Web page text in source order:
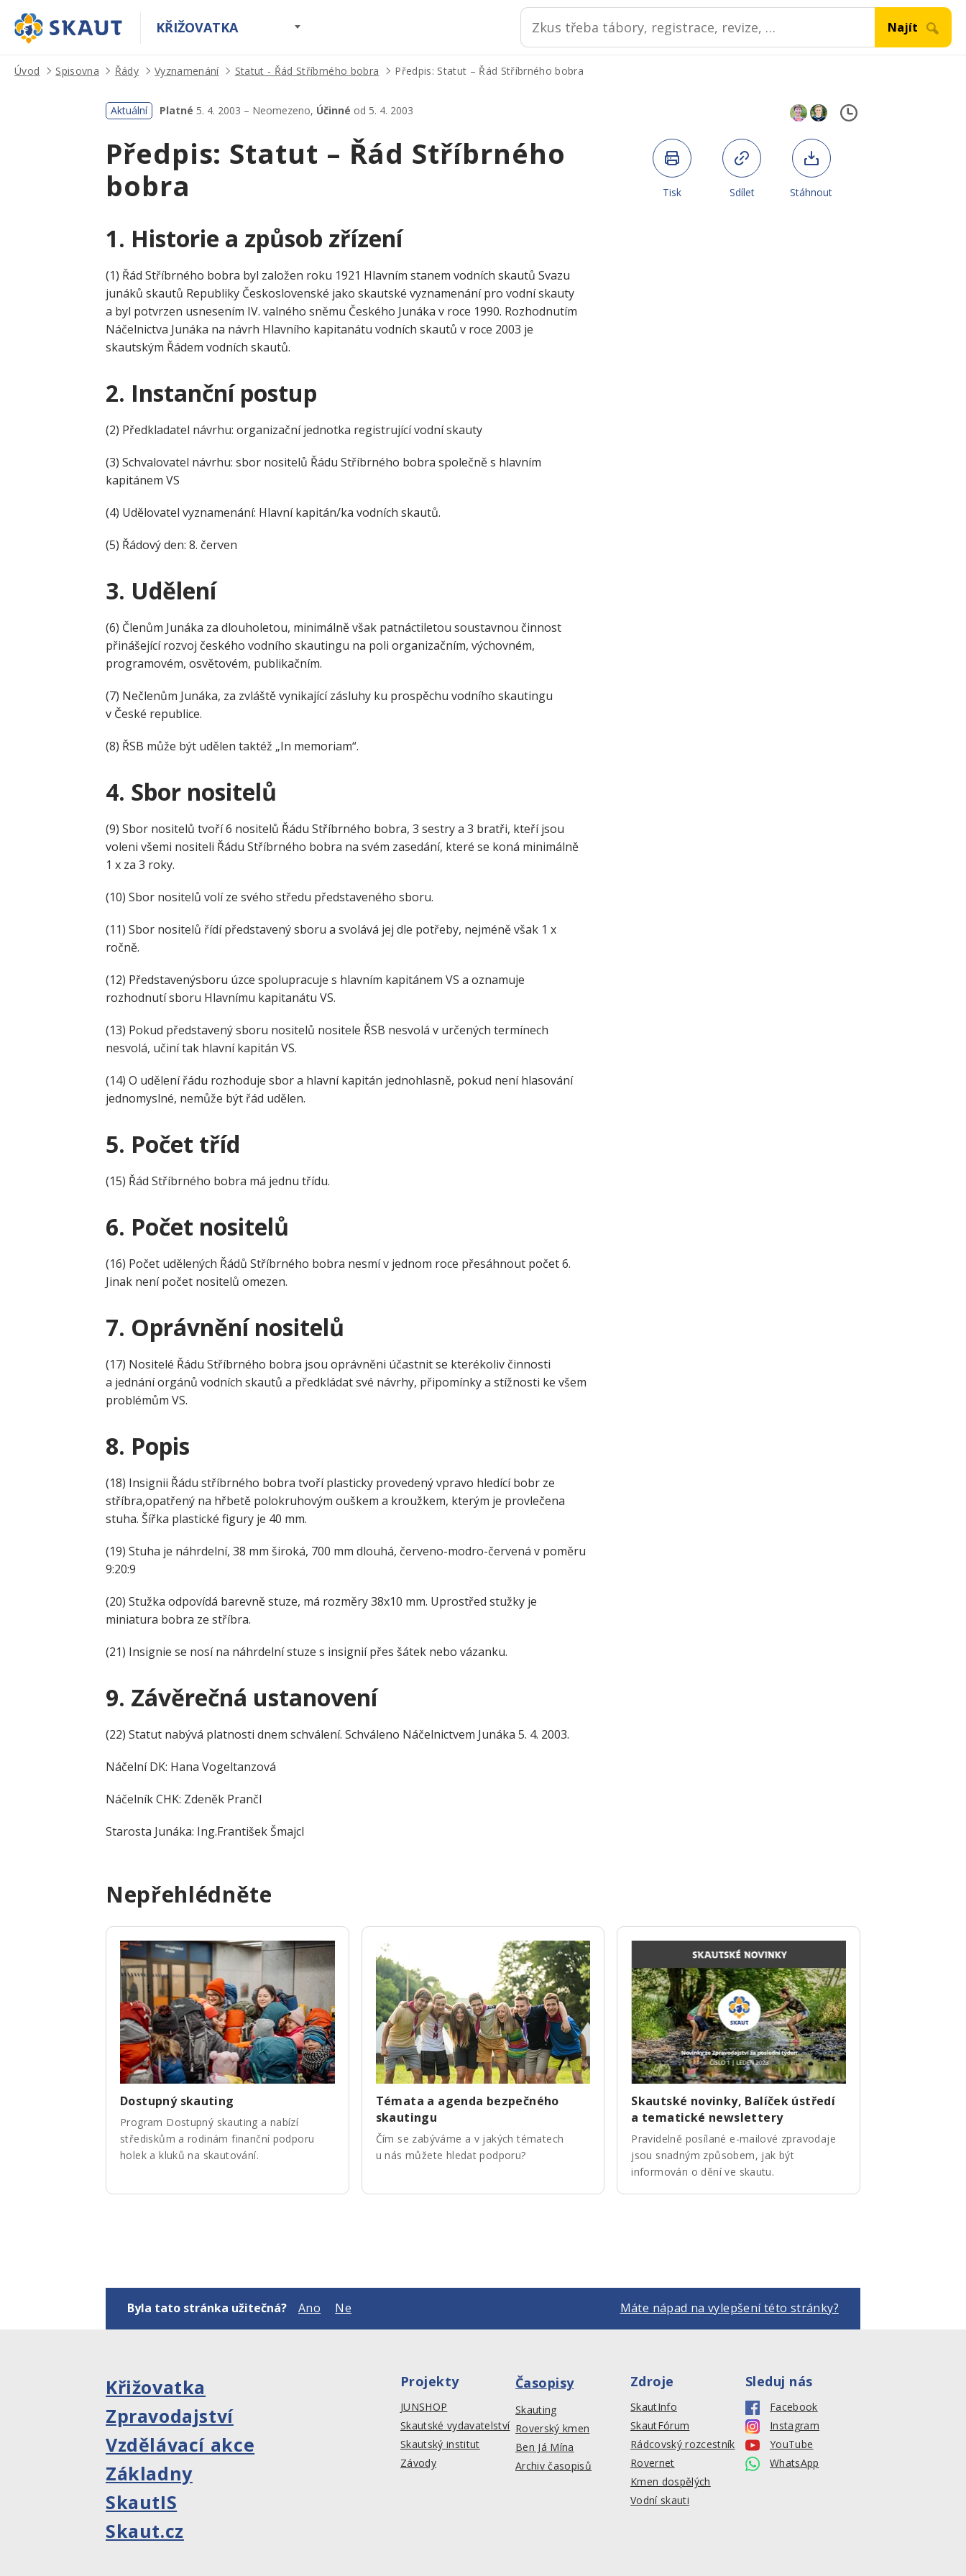
KŘIŽOVATKA
Úvod Spisovna Řády Vyznamenání Statut - Řád Stříbrného bobra Předpis: Statut – Řád Stříbrného bobra
Aktuální Platné 5. 4. 2003 – Neomezeno, Účinné od 5. 4. 2003
Předpis: Statut – Řád Stříbrného
bobra
1. Historie a způsob zřízení
(1) Řád Stříbrného bobra byl založen roku 1921 Hlavním stanem vodních skautů Svazu
junáků skautů Republiky Československé jako skautské vyznamenání pro vodní skauty
a byl potvrzen usnesením IV. valného sněmu Českého Junáka v roce 1990. Rozhodnutím
Náčelnictva Junáka na návrh Hlavního kapitanátu vodních skautů v roce 2003 je
skautským Řádem vodních skautů.
2. Instanční postup
(2) Předkladatel návrhu: organizační jednotka registrující vodní skauty
(3) Schvalovatel návrhu: sbor nositelů Řádu Stříbrného bobra společně s hlavním
kapitánem VS
(4) Udělovatel vyznamenání: Hlavní kapitán/​ka vodních skautů.
(5) Řádový den: 8. červen
3. Udělení
(6) Členům Junáka za dlouholetou, minimálně však patnáctiletou soustavnou činnost
přinášející rozvoj českého vodního skautingu na poli organizačním, výchovném,
programovém, osvětovém, publikačním.
(7) Nečlenům Junáka, za zvláště vynikající zásluhy ku prospěchu vodního skautingu
v České republice.
(8) ŘSB může být udělen taktéž „In memoriam“.
4. Sbor nositelů
(9) Sbor nositelů tvoří 6 nositelů Řádu Stříbrného bobra, 3 sestry a 3 bratři, kteří jsou
voleni všemi nositeli Řádu Stříbrného bobra na svém zasedání, které se koná minimálně
1 x za 3 roky.
(10) Sbor nositelů volí ze svého středu představeného sboru.
(11) Sbor nositelů řídí představený sboru a svolává jej dle potřeby, nejméně však 1 x
ročně.
(12) Představenýsboru úzce spolupracuje s hlavním kapitánem VS a oznamuje
rozhodnutí sboru Hlavnímu kapitanátu VS.
(13) Pokud představený sboru nositelů nositele ŘSB nesvolá v určených termínech
nesvolá, učiní tak hlavní kapitán VS.
(14) O udělení řádu rozhoduje sbor a hlavní kapitán jednohlasně, pokud není hlasování
jednomyslné, nemůže být řád udělen.
5. Počet tříd
(15) Řád Stříbrného bobra má jednu třídu.
6. Počet nositelů
(16) Počet udělených Řádů Stříbrného bobra nesmí v jednom roce přesáhnout počet 6.
Jinak není počet nositelů omezen.
7. Oprávnění nositelů
(17) Nositelé Řádu Stříbrného bobra jsou oprávněni účastnit se kterékoliv činnosti
a jednání orgánů vodních skautů a předkládat své návrhy, připomínky a stížnosti ke všem
problémům VS.
8. Popis
(18) Insignii Řádu stříbrného bobra tvoří plasticky provedený vpravo hledící bobr ze
stříbra,opatřený na hřbetě polokruhovým ouškem a kroužkem, kterým je provlečena
stuha. Šířka plastické figury je 40 mm.
(19) Stuha je náhrdelní, 38 mm široká, 700 mm dlouhá, červeno-modro-červená v poměru
9:20:9
(20) Stužka odpovídá barevně stuze, má rozměry 38x10 mm. Uprostřed stužky je
miniatura bobra ze stříbra.
(21) Insignie se nosí na náhrdelní stuze s insignií přes šátek nebo vázanku.
9. Závěrečná ustanovení
(22) Statut nabývá platnosti dnem schválení. Schváleno Náčelnictvem Junáka 5. 4. 2003.
Náčelní DK: Hana Vogeltanzová
Náčelník CHK: Zdeněk Prančl
Starosta Junáka: Ing.František Šmajcl
Tisk Sdílet Stáhnout
Nepřehlédněte
Dostupný skauting
Program Dostupný skauting a nabízí
střediskům a rodinám finanční podporu
holek a kluků na skautování.
Témata a agenda bezpečného
skautingu
Čím se zabýváme a v jakých tématech
u nás můžete hledat podporu?
Skautské novinky, Balíček ústředí
a tematické newslettery
Pravidelně posílané e-mailové zpravodaje
jsou snadným způsobem, jak být
informován o dění ve skautu.
Byla tato stránka užitečná? Ano Ne Máte nápad na vylepšení této stránky?
Křižovatka
Zpravodajství
Vzdělávací akce
Základny
SkautIS
Skaut.cz
Projekty
JUNSHOP
Skautské vydavatelství
Skautský institut
Závody
Časopisy
Skauting
Roverský kmen
Ben Já Mína
Archiv časopisů
Zdroje
SkautInfo
SkautFórum
Rádcovský rozcestník
Rovernet
Kmen dospělých
Vodní skauti
Sleduj nás
Facebook
Instagram
YouTube
WhatsApp